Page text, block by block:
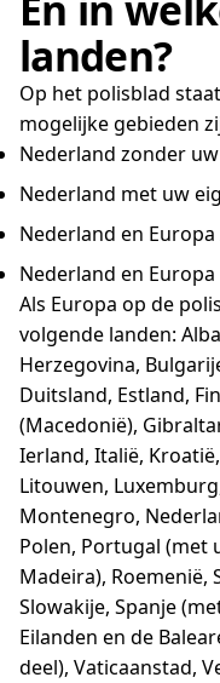
landen?
Op het polisblad
mogelijke gebieden
Nederland zonder
Nederland met uw
Nederland en
Nederland en
Als Europa op de
volgende landen:
Herzegovina,
Duitsland, Estland,
(Macedonië),
Ierland, Italië,
Litouwen,
Montenegro,
Polen, Portugal (met
Madeira), Roemenië,
Slowakije, Spanje
Eilanden en de
deel), Vaticaanstad,